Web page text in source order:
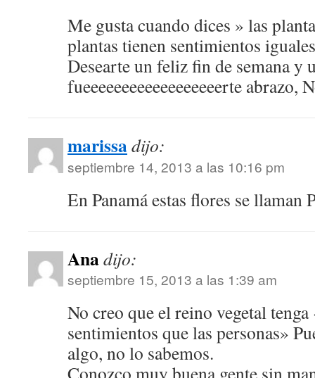
Me gusta cuando dices » las
plantas tienen sentimientos
Desearte un feliz fin de semana y
fueeeeeeeeeeeeeeeeeerte abrazo,
marissadijo:
septiembre 14, 2013 a las 10:16 pm
En Panamá estas flores se llaman
Anadijo:
septiembre 15, 2013 a las 1:39 am
No creo que el reino vegetal
sentimientos que las personas»
algo, no lo sabemos.
Conozco muy buena gente sin